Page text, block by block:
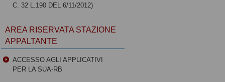
C. 32 L.190 DEL 6/11/2012)
AREA RISERVATA STAZIONE
APPALTANTE
ACCESSO AGLI APPLICATIVI
PER LA SUA-RB